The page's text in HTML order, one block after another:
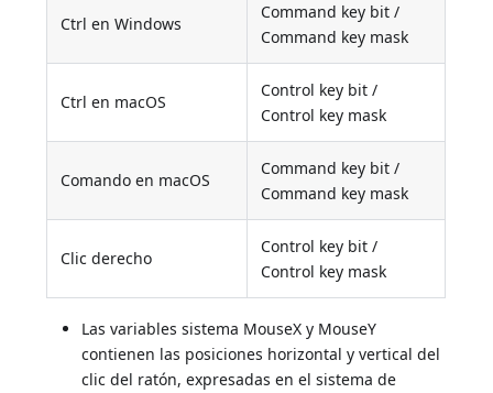
Ctrl en Windows
Command key bit /
Command key mask
Ctrl en macOS
Control key bit /
Control key mask
Comando en macOS
Command key bit /
Command key mask
Clic derecho
Control key bit /
Control key mask
Las variables sistema MouseX y MouseY
contienen las posiciones horizontal y vertical del
clic del ratón, expresadas en el sistema de